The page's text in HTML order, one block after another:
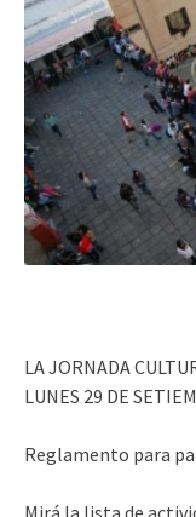
LA JORNADA
LUNES 29 DE
Reglamento para
Mirá la lista de